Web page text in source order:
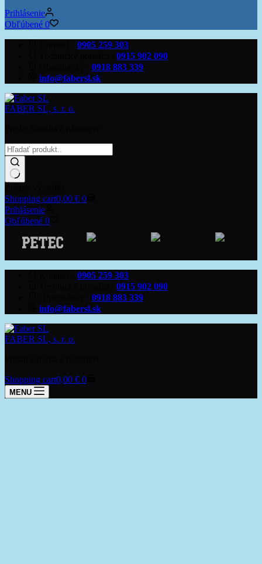
Prihlásenie
Obľúbené 0
0905 259 303
0915 902 090
0918 883 339
info@fabersl.sk
FABER SL, s. r. o.
Shopping cart0,00 € 0
Prihlásenie
Obľúbené 0
0905 259 303
0915 902 090
0918 883 339
info@fabersl.sk
FABER SL, s. r. o.
Shopping cart0,00 € 0
MENU